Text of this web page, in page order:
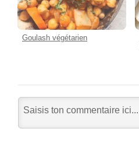
Goulash végétarien